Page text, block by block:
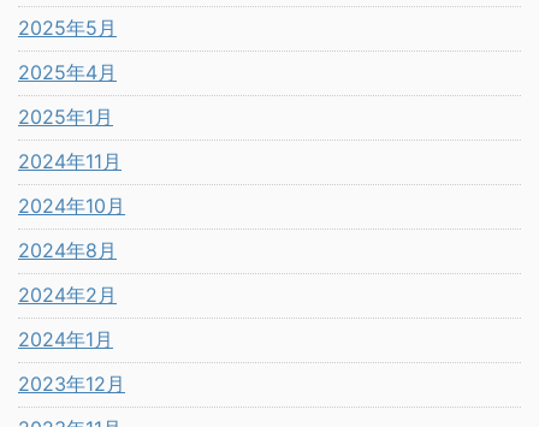
2025年5月
2025年4月
2025年1月
2024年11月
2024年10月
2024年8月
2024年2月
2024年1月
2023年12月